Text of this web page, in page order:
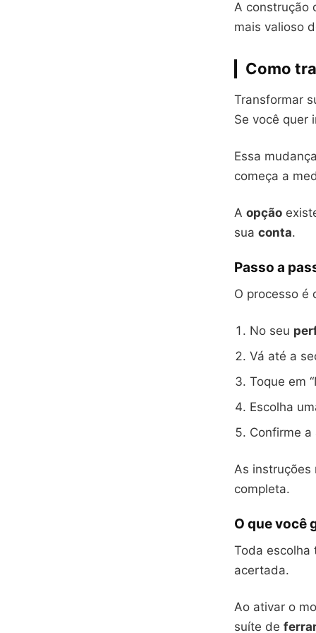
A construção
mais valioso
Como
Transformar
Se você quer
Essa
começa a
A opção
sua conta.
Passo a
O processo é
No seu
Vá até a
Toque em
Escolha
Confirme
As
completa.
O que você
Toda escolha
acertada.
Ao ativar o
suíte de